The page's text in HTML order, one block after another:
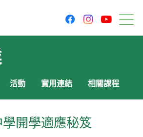
facebookinstagram
活動 實用連結 相關課程
學開學適應秘笈